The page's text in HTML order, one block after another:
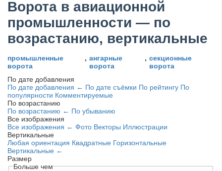
Ворота в авиационной
промышленности — по
возрастанию, вертикальные
промышленные
ворота
, ангарные
ворота
, секционные
ворота
По дате добавления
По дате добавления ← По дате съёмки По рейтингу По
популярности Комментируемые
По возрастанию
По возрастанию ← По убыванию
Все изображения
Все изображения ← Фото Векторы Иллюстрации
Вертикальные
Любая ориентация Квадратные Горизонтальные
Вертикальные ←
Размер
Больше чем